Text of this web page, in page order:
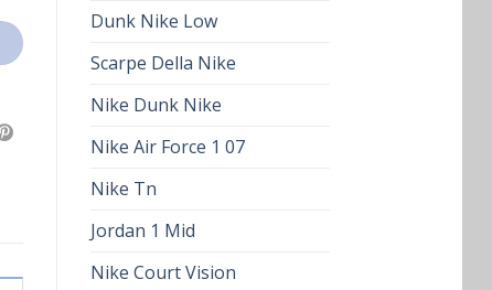
Dunk Nike Low
Scarpe Della Nike
Nike Dunk Nike
Nike Air Force 1 07
Nike Tn
Jordan 1 Mid
Nike Court Vision